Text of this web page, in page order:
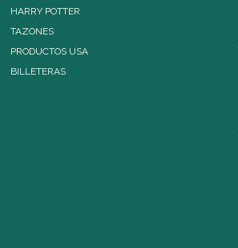
HARRY POTTER
TAZONES
PRODUCTOS USA
BILLETERAS